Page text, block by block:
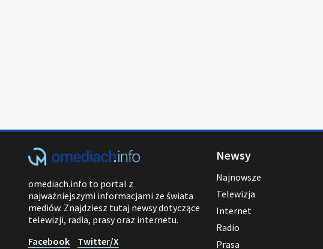
omediach.info to portal z
najważniejszymi informacjami ze świata
mediów. Znajdziesz tutaj newsy dotyczące
telewizji, radia, prasy oraz internetu.
Facebook
Twitter/X
Newsy
Najnowsze
Telewizja
Internet
Radio
Prasa